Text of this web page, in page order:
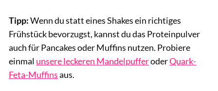
Tipp:Wenn du statt eines Shakes ein richtiges
Frühstück bevorzugst, kannst du das Proteinpulver
auch für Pancakes oder Muffins nutzen. Probiere
einmal unsere leckeren MandelpufferoderQuark-
Feta-Muffinsaus.